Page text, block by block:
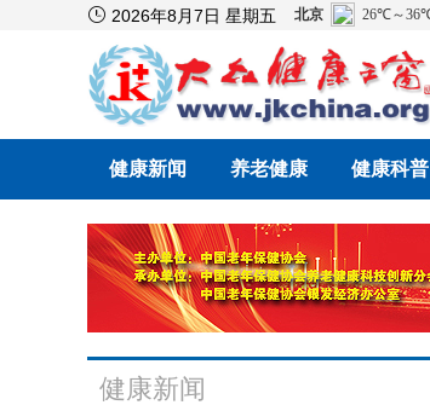
 2026年8月7日 星期五
健康新闻 养老健康 健康科普
健康新闻